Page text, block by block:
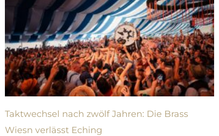
Taktwechsel nach zwölf Jahren: Die Brass
Wiesn verlässt Eching